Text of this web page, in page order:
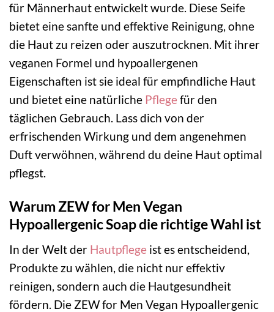
für Männerhaut entwickelt wurde. Diese Seife
bietet eine sanfte und effektive Reinigung, ohne
die Haut zu reizen oder auszutrocknen. Mit ihrer
veganen Formel und hypoallergenen
Eigenschaften ist sie ideal für empfindliche Haut
und bietet eine natürliche Pflegefür den
täglichen Gebrauch. Lass dich von der
erfrischenden Wirkung und dem angenehmen
Duft verwöhnen, während du deine Haut optimal
pflegst.
Warum ZEW for Men Vegan
Hypoallergenic Soap die richtige Wahl ist
In der Welt der Hautpflege ist es entscheidend,
Produkte zu wählen, die nicht nur effektiv
reinigen, sondern auch die Hautgesundheit
fördern. Die ZEW for Men Vegan Hypoallergenic